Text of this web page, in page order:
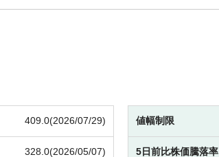
409.0(2026/07/29)
328.0(2026/05/07)
値幅制限
5日前比株価騰落率